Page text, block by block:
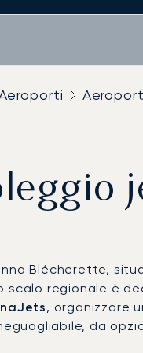
Blécherette,
scalo regionale è
, organizzare
da